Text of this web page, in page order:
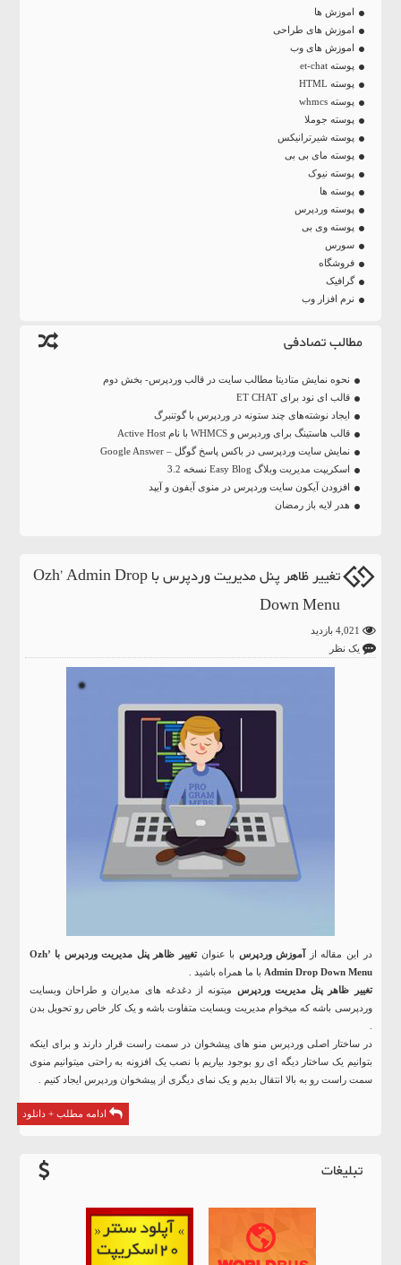
اموزش ها
اموزش های طراحی
اموزش های وب
پوسته et-chat
پوسته HTML
پوسته whmcs
پوسته جوملا
پوسته شیرترانیکس
پوسته مای بی بی
پوسته نیوک
پوسته ها
پوسته وردپرس
پوسته وی بی
سورس
فروشگاه
گرافیک
نرم افزار وب
مطالب تصادفی
نحوه نمایش متادیتا مطالب سایت در قالب وردپرس- بخش دوم
قالب ای نود برای ET CHAT
ایجاد نوشته‌های چند ستونه در وردپرس با گوتنبرگ
قالب هاستینگ برای وردپرس و WHMCS با نام Active Host
نمایش سایت وردپرسی در باکس پاسخ گوگل – Google Answer
اسکریپت مدیریت وبلاگ Easy Blog نسخه 3.2
افزودن آیکون سایت وردپرس در منوی آیفون و آیپد
هدر لایه باز رمضان
تغییر ظاهر پنل مدیریت وردپرس با Ozh’ Admin Drop
Down Menu
یک نظر
در این مقاله از آموزش وردپرس با عنوان
تغییر ظاهر پنل مدیریت وردپرس با Ozh’
Admin Drop Down Menu با ما همراه باشید .
تغییر ظاهر پنل مدیریت وردپرس
میتونه از دغدغه های مدیران و طراحان وبسایت
وردپرسی باشه که میخوام مدیریت وبسایت متفاوت باشه و یک کار خاص رو تحویل بدن
در ساختار اصلی وردپرس منو های پیشخوان در سمت راست قرار دارند و برای اینکه
بتوانیم یک ساختار دیگه ای رو بوجود بیاریم با نصب یک افزونه به راحتی میتوانیم منوی
سمت راست رو به بالا انتقال بدیم و یک نمای دیگری از پیشخوان وردپرس ایجاد کنیم .
ادامه مطلب + دانلود
تبلیغات